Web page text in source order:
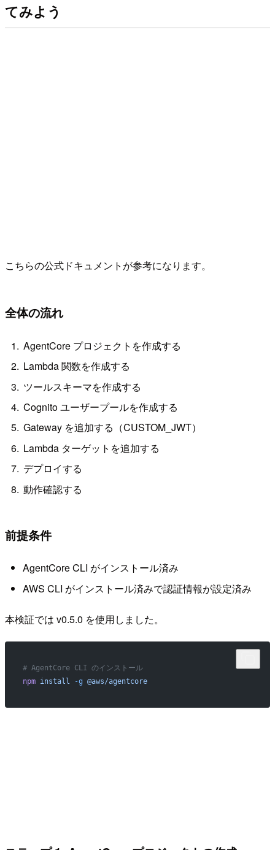
てみよう
こちらの公式ドキュメントが参考になります。
全体の流れ
AgentCore プロジェクトを作成する
Lambda 関数を作成する
ツールスキーマを作成する
Cognito ユーザープールを作成する
Gateway を追加する（CUSTOM_JWT）
Lambda ターゲットを追加する
デプロイする
動作確認する
前提条件
AgentCore CLI がインストール済み
AWS CLI がインストール済みで認証情報が設定済み
本検証では v0.5.0 を使用しました。
# AgentCore CLI のインストール
npm install -g @aws/agentcore